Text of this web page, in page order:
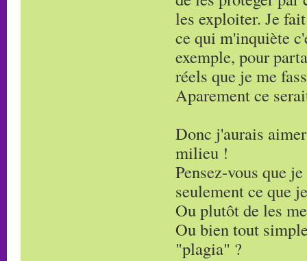
les exploiter. Je
ce qui m'inquiète
exemple, pour
réels que je me
Aparement ce
Donc j'aurais
milieu !
Pensez-vous que
seulement ce que
Ou plutôt de les
Ou bien tout
"plagia" ?